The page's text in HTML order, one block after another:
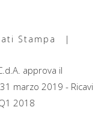
Stampa
approva il
marzo 2019 - Ricavi
2018